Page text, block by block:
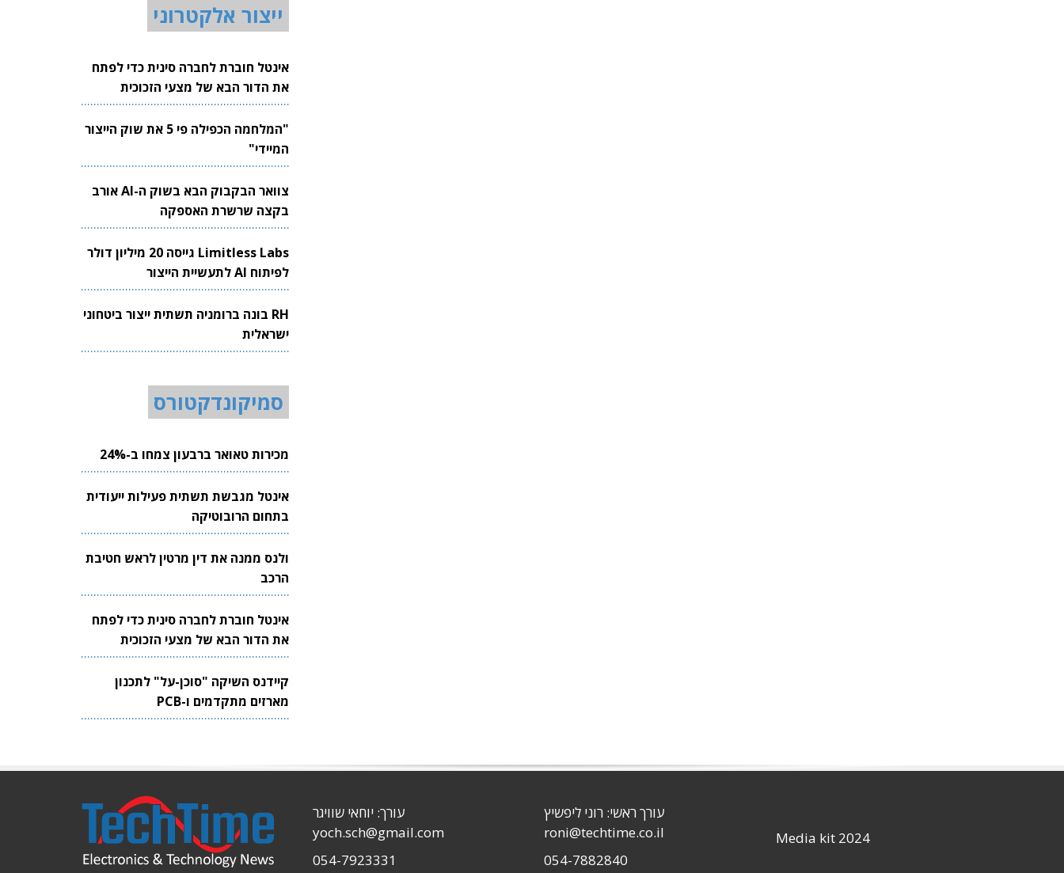
ייצור אלקטרוני
אינטל חוברת לחברה סינית כדי לפתח
את הדור הבא של מצעי הזכוכית
לשבבים
"המלחמה הכפילה פי 5 את שוק הייצור
המיידי"
צוואר הבקבוק הבא בשוק ה-AI אורב
בקצה שרשרת האספקה
Limitless Labs גייסה 20 מיליון דולר
לפיתוח AI לתעשיית הייצור
RH בונה ברומניה תשתית ייצור ביטחוני
ישראלית
סמיקונדקטורס
מכירות טאואר ברבעון צמחו ב-24%
אינטל מגבשת תשתית פעילות ייעודית
בתחום הרובוטיקה
ולנס ממנה את דין מרטין לראש חטיבת
הרכב
אינטל חוברת לחברה סינית כדי לפתח
את הדור הבא של מצעי הזכוכית
לשבבים
קיידנס השיקה "סוכן-על" לתכנון
מארזים מתקדמים ו-PCB
Media kit 2024
עורך ראשי: רוני ליפשיץ
roni@techtime.co.il
054-7882840
עורך: יוחאי שוויגר
yoch.sch@gmail.com
054-7923331